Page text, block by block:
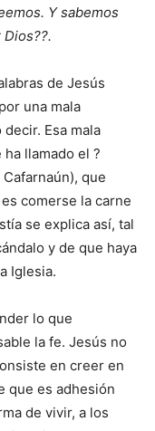
Y sabemos
de Jesús
una mala
Esa mala
llamado el ?
que
comerse la carne
se explica así, tal
y de que haya
Iglesia.
lo que
la fe. Jesús no
en creer en
que es adhesión
de vivir, a los